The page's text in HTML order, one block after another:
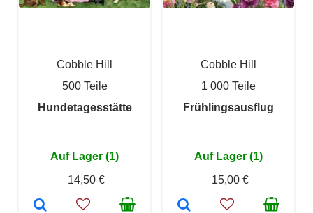
Cobble Hill
500 Teile
Hundetagesstätte
Auf Lager (1)
14,50 €
Cobble Hill
1 000 Teile
Frühlingsausflug
Auf Lager (1)
15,00 €